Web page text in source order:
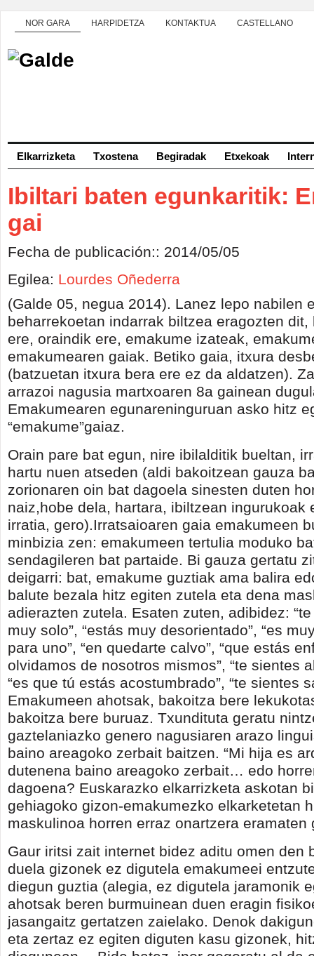
NOR GARA HARPIDETZA KONTAKTUA CASTELLANO
Elkarrizketa Txostena Begiradak Etxekoak
Ibiltari baten egunkaritik:
gai
Fecha de publicación:: 2014/05/05
Egilea: Lourdes Oñederra
(Galde 05, negua 2014). Lanez lepo nabilen
beharrekoetan indarrak biltzea eragozten dit,
ere, oraindik ere, emakume izateak,
emakumearen gaiak. Betiko gaia, itxura
(batzuetan itxura bera ere ez da aldatzen).
arrazoi nagusia martxoaren 8a gainean
Emakumearen egunareninguruan asko hitz
“emakume”gaiaz.
Orain pare bat egun, nire ibilalditik bueltan,
hartu nuen atseden (aldi bakoitzean gauza
zorionaren oin bat dagoela sinesten duten
naiz,hobe dela, hartara, ibiltzean ingurukoak
irratia, gero).Irratsaioaren gaia emakumeen
minbizia zen: emakumeen tertulia moduko
sendagileren bat partaide. Bi gauza gertatu
deigarri: bat, emakume guztiak ama balira
balute bezala hitz egiten zutela eta dena
adierazten zutela. Esaten zuten, adibidez:
muy solo”, “estás muy desorientado”, “es
para uno”, “en quedarte calvo”, “que estás
olvidamos de nosotros mismos”, “te sientes
“es que tú estás acostumbrado”, “te sientes
Emakumeen ahotsak, bakoitza bere
bakoitza bere buruaz. Txundituta geratu
gaztelaniazko genero nagusiaren arazo
baino areagoko zerbait baitzen. “Mi hija es
dutenena baino areagoko zerbait… edo
dagoena? Euskarazko elkarrizketa askotan
gehiagoko gizon-emakumezko elkarketetan
maskulinoa horren erraz onartzera eramaten
Gaur iritsi zait internet bidez aditu omen den
duela gizonek ez digutela emakumeei
diegun guztia (alegia, ez digutela jaramonik
ahotsak beren burmuinean duen eragin
jasangaitz gertatzen zaielako. Denok
eta zertaz ez egiten diguten kasu gizonek,